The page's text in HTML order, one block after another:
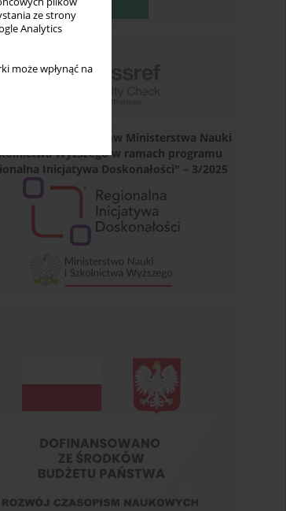
ze strony
Analytics
może wpłynąć na
ze środków Ministerstwa Nauki
Wyższego w ramach programu
Inicjatywa Doskonałości" – 3/2025